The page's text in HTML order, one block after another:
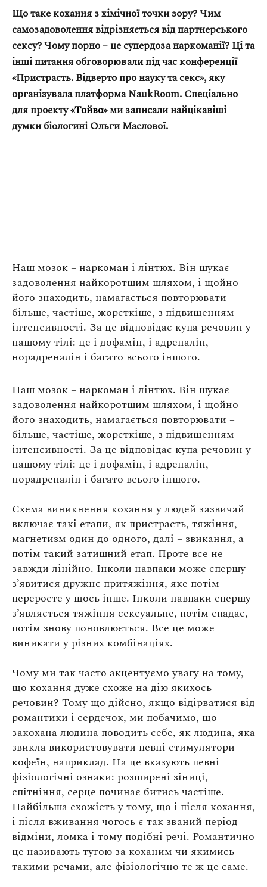
Що таке кохання з хімічної точки зору? Чим
самозадоволення відрізняється від партнерського
сексу? Чому порно – це супердоза наркоманії? Ці та
інші питання обговорювали під час конференції
«Пристрасть. Відверто про науку та секс», яку
організувала платформа NaukRoom. Спеціально
для проекту«Тойво»ми записали найцікавіші
думки біологині Ольги Маслової.
Наш мозок – наркоман і лінтюх. Він шукає
задоволення найкоротшим шляхом, і щойно
його знаходить, намагається повторювати –
більше, частіше, жорсткіше, з підвищенням
інтенсивності. За це відповідає купа речовин у
нашому тілі: це і дофамін, і адреналін,
норадреналін і багато всього іншого.
Наш мозок – наркоман і лінтюх. Він шукає
задоволення найкоротшим шляхом, і щойно
його знаходить, намагається повторювати –
більше, частіше, жорсткіше, з підвищенням
інтенсивності. За це відповідає купа речовин у
нашому тілі: це і дофамін, і адреналін,
норадреналін і багато всього іншого.
Схема виникнення кохання у людей зазвичай
включає такі етапи, як пристрасть, тяжіння,
магнетизм один до одного, далі – звикання, а
потім такий затишний етап. Проте все не
завжди лінійно. Інколи навпаки може спершу
з’явитися дружнє притяжіння, яке потім
переросте у щось інше. Інколи навпаки спершу
з’являється тяжіння сексуальне, потім спадає,
потім знову поновлюється. Все це може
виникати у різних комбінаціях.
Чому ми так часто акцентуємо увагу на тому,
що кохання дуже схоже на дію якихось
речовин? Тому що дійсно, якщо відірватися від
романтики і сердечок, ми побачимо, що
закохана людина поводить себе, як людина, яка
звикла використовувати певні стимулятори –
кофеїн, наприклад. На це вказують певні
фізіологічні ознаки: розширені зіниці,
спітніння, серце починає битись частіше.
Найбільша схожість у тому, що і після кохання,
і після вживання чогось є так званий період
відміни, ломка і тому подібні речі. Романтично
це називають тугою за коханим чи якимись
такими речами, але фізіологічно те ж це саме.